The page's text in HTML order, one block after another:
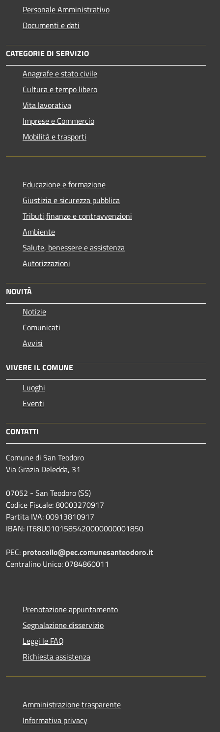
Personale Amministrativo
Documenti e dati
CATEGORIE DI SERVIZIO
Anagrafe e stato civile
Cultura e tempo libero
Vita lavorativa
Imprese e Commercio
Mobilità e trasporti
Educazione e formazione
Giustizia e sicurezza pubblica
Tributi,finanze e contravvenzioni
Ambiente
Salute, benessere e assistenza
Autorizzazioni
NOVITÀ
Notizie
Comunicati
Avvisi
VIVERE IL COMUNE
Luoghi
Eventi
CONTATTI
Comune di San Teodoro
Via Grazia Deledda, 31
07052 - San Teodoro (SS)
Codice Fiscale: 80003270917
Partita IVA: 00913810917
IBAN: IT68U0101585420000000001850
PEC: protocollo@pec.comunesanteodoro.it
Centralino Unico: 0784860011
Prenotazione appuntamento
Segnalazione disservizio
Leggi le FAQ
Richiesta assistenza
Amministrazione trasparente
Informativa privacy